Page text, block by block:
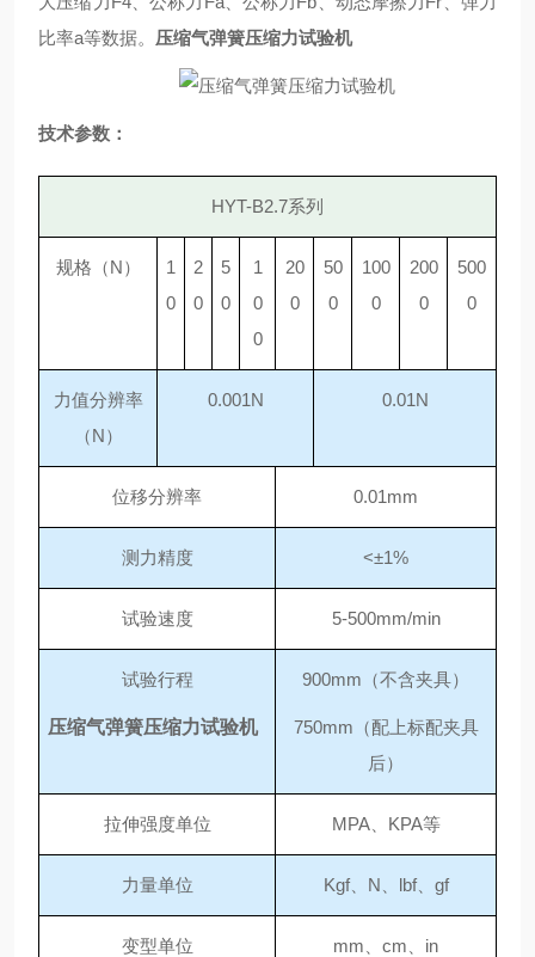
比率a等数据。 压缩气弹簧压缩力试验机
技术参数：
HYT-B2.7系列
规格（N）
1
0
2
0
5
0
1
0
0
20
0
50
0
100
0
200
0
500
0
力值分辨率
（N）
0.001N 0.01N
位移分辨率 0.01mm
测力精度 <±1%
试验速度 5-500mm/min
试验行程
压缩气弹簧压缩力试验机
900mm（不含夹具）
750mm（配上标配夹具
后）
拉伸强度单位 MPA、KPA等
力量单位 Kgf、N、lbf、gf
变型单位 mm、cm、in